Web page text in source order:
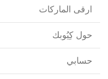
ارقى الماركات
حول كِيُوبك
حسابي